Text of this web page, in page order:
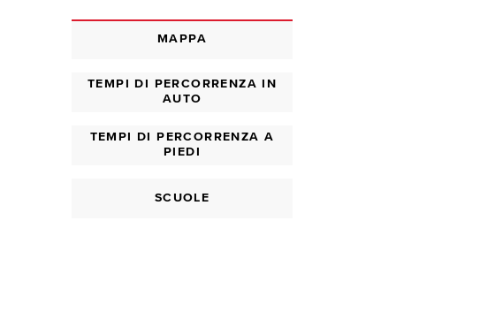
MAPPA
TEMPI DI PERCORRENZA IN
AUTO
TEMPI DI PERCORRENZA A
PIEDI
SCUOLE